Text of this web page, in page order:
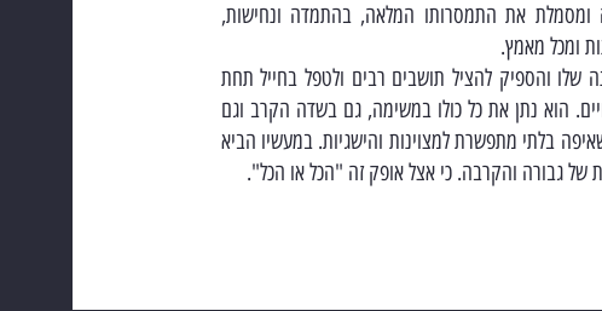
ומסמלת את התמסרותו המלאה, בהתמדה ונחישות,
ומכל מאמץ.
שלו והספיק להציל תושבים רבים ולטפל בחייל תחת
הוא נתן את כל כולו במשימה, גם בשדה הקרב וגם
בלתי מתפשרת למצוינות והישגיות. במעשיו הביא
של גבורה והקרבה. כי אצל אופק זה "הכל או הכל".